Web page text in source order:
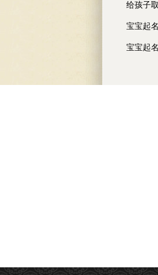
给孩子
宝宝起
宝宝起